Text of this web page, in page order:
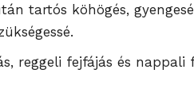
tartós köhögés,
reggeli fejfájás és